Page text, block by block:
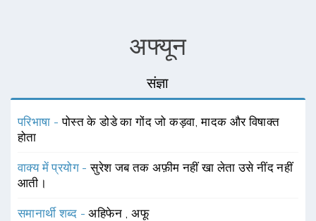
अफ्यून
संज्ञा
परिभाषा -पोस्त के डोडे का गोंद जो कड़वा, मादक और विषाक्त
होता
वाक्य में प्रयोग -सुरेश जब तक अफ़ीम नहीं खा लेता उसे नींद नहीं
आती।
समानार्थी शब्द -अहिफेन ,अफू